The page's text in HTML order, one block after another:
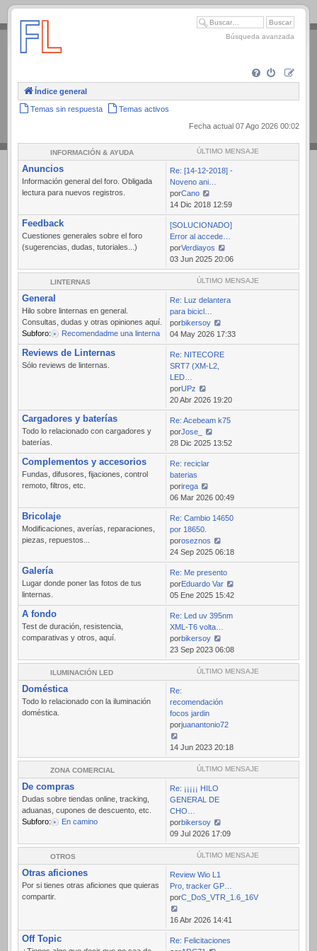
.
Búsqueda avanzada
Índice general
Temas sin respuesta
Temas activos
Fecha actual 07 Ago 2026 00:02
INFORMACIÓN & AYUDA ÚLTIMO MENSAJE
Anuncios
Información general del foro. Obligada
lectura para nuevos registros.
Re: [14-12-2018] -
Noveno ani…
porCano
Ver
último
mensaje
14 Dic 2018 12:59
Feedback
Cuestiones generales sobre el foro
(sugerencias, dudas, tutoriales...)
[SOLUCIONADO]
Error al accede…
porVerdiayos
Ver
último
mensaje
03 Jun 2025 20:06
LINTERNAS ÚLTIMO MENSAJE
General
Hilo sobre linternas en general.
Consultas, dudas y otras opiniones aquí.
Subforo:
Recomendadme una linterna
Re: Luz delantera
para bicicl…
porbikersoy
Ver
último
mensaje
04 May 2026 17:33
Reviews de Linternas
Sólo reviews de linternas.
Re: NITECORE
SRT7 (XM-L2,
LED…
porUPz
Ver
último
mensaje
20 Abr 2026 19:20
Cargadores y baterías
Todo lo relacionado con cargadores y
baterías.
Re: Acebeam k75
porJose_
Ver
último
mensaje
28 Dic 2025 13:52
Complementos y accesorios
Fundas, difusores, fijaciones, control
remoto, filtros, etc.
Re: reciclar
baterias
porirega
Ver
último
mensaje
06 Mar 2026 00:49
Bricolaje
Modificaciones, averías, reparaciones,
piezas, repuestos...
Re: Cambio 14650
por 18650.
poroseznos
Ver
último
mensaje
24 Sep 2025 06:18
Galería
Lugar donde poner las fotos de tus
linternas.
Re: Me presento
porEduardo Var
Ver
último
mensaje
05 Ene 2025 15:42
A fondo
Test de duración, resistencia,
comparativas y otros, aquí.
Re: Led uv 395nm
XML-T6 volta…
porbikersoy
Ver
último
mensaje
23 Sep 2023 06:08
ILUMINACIÓN LED ÚLTIMO MENSAJE
Doméstica
Todo lo relacionado con la iluminación
doméstica.
Re:
recomendación
focos jardin
porjuanantonio72
Ver
último
mensaje
14 Jun 2023 20:18
ZONA COMERCIAL ÚLTIMO MENSAJE
De compras
Dudas sobre tiendas online, tracking,
aduanas, cupones de descuento, etc.
Subforo:
En camino
Re: ¡¡¡¡¡ HILO
GENERAL DE
CHO…
porbikersoy
Ver
último
mensaje
09 Jul 2026 17:09
OTROS ÚLTIMO MENSAJE
Otras aficiones
Por si tienes otras aficiones que quieras
compartir.
Review Wio L1
Pro, tracker GP…
porC_DoS_VTR_1.6_16V
Ver
último
mensaje
16 Abr 2026 14:41
Off Topic
Re: Felicitaciones